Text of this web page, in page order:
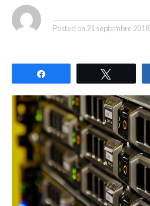
Posted on 21 septembre 2018